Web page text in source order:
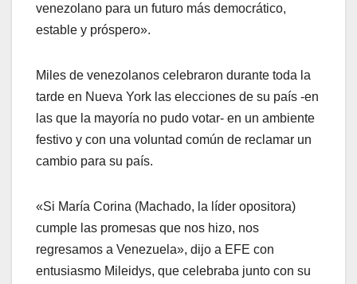
venezolano para un futuro más democrático,
estable y próspero».
Miles de venezolanos celebraron durante toda la
tarde en Nueva York las elecciones de su país -en
las que la mayoría no pudo votar- en un ambiente
festivo y con una voluntad común de reclamar un
cambio para su país.
«Si María Corina (Machado, la líder opositora)
cumple las promesas que nos hizo, nos
regresamos a Venezuela», dijo a EFE con
entusiasmo Mileidys, que celebraba junto con su